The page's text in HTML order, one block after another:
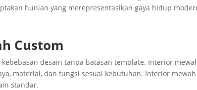
hunian yang merepresentasikan gaya hidup
Custom
desain tanpa batasan template. Interior
material, dan fungsi sesuai kebutuhan. Interior mewah
standar.